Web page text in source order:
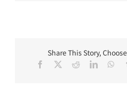
Share This Story,
Facebook RedditLinkedIn